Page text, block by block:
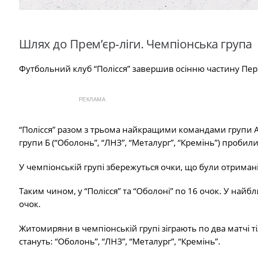
Шлях до Прем’єр-ліги. Чемпіонська група
Футбольний клуб “Полісся” завершив осінню частину
РЕКЛАМА
“Полісся” разом з трьома найкращими командами групи
групи Б (“Оболонь”, “ЛНЗ”, “Металург”, “Кремінь”)
У чемпіонській групі збережуться очки, що були
Таким чином, у “Полісся” та “Оболоні” по 16 очок. У
очок.
Житомиряни в чемпіонській групі зіграють по два
стануть: “Оболонь”, “ЛНЗ”, “Металург”, “Кремінь”.